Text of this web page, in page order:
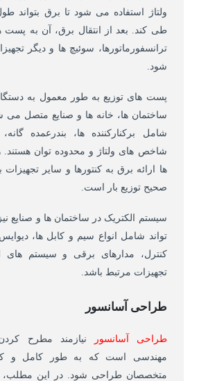
ولتاژ استفاده می شود تا برق بتواند
طی کند. بعد از انتقال برق، آن به پست
ترانسفورماتورها، سوئیچ ها و دیگر
شود.
پست های توزیع به طور معمول به
ساختمان ها، خانه ها و صنایع متصل می
شامل برکنارکننده ها، بندرعمده
شاخص های ولتاژ و محدوده توان هستند.
ها ارائه برق به کنتورها و سایر
صحیح توزیع بار است.
سیستم الکتریک در ساختمان ها و صنایع
تواند شامل انواع سیم و کابل ها،
کنترل، مدارهای برقی و سیستم های
تجهیزات مرتبط باشد.
طراحی آسانسور
طراحی آسانسور
نیازمند مطرح
مهندسی است که به طور کامل و
متخصصان طراحی شود. در این